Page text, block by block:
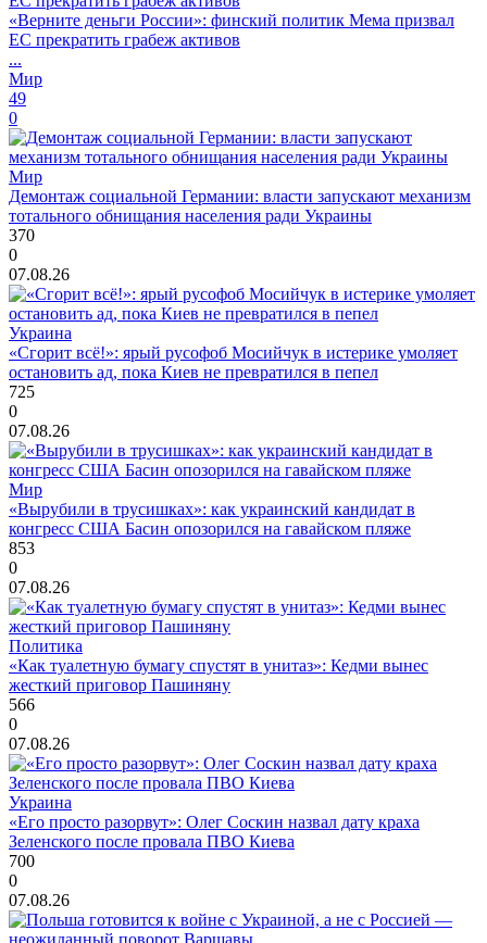
«Верните деньги России»: финский политик Мема призвал
ЕС прекратить грабеж активов
...
Мир
49
0
Мир
Демонтаж социальной Германии: власти запускают механизм
тотального обнищания населения ради Украины
370
0
07.08.26
Украина
«Сгорит всё!»: ярый русофоб Мосийчук в истерике умоляет
остановить ад, пока Киев не превратился в пепел
725
0
07.08.26
Мир
«Вырубили в трусишках»: как украинский кандидат в
конгресс США Басин опозорился на гавайском пляже
853
0
07.08.26
Политика
«Как туалетную бумагу спустят в унитаз»: Кедми вынес
жесткий приговор Пашиняну
566
0
07.08.26
Украина
«Его просто разорвут»: Олег Соскин назвал дату краха
Зеленского после провала ПВО Киева
700
0
07.08.26